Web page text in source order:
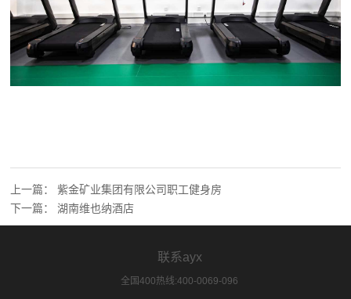
上一篇：紫金矿业集团有限公司职工健身房
下一篇：湖南维也纳酒店
联系ayx
全国400热线:400-0069-096